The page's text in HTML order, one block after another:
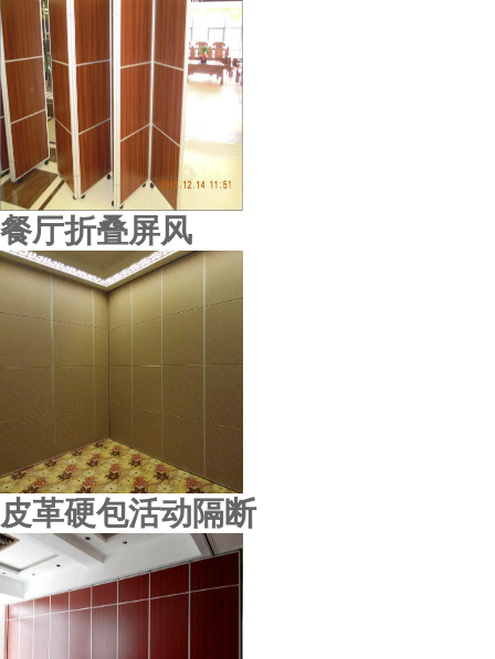
广州万联证券公司
餐厅折叠屏风
皮革硬包活动隔断